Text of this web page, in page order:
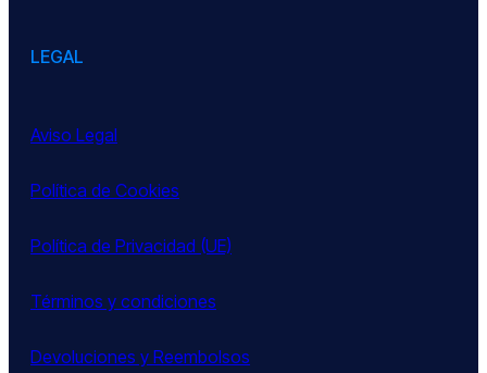
LEGAL
Aviso Legal
Política de Cookies
Política de Privacidad (UE)
Términos y condiciones
Devoluciones y Reembolsos